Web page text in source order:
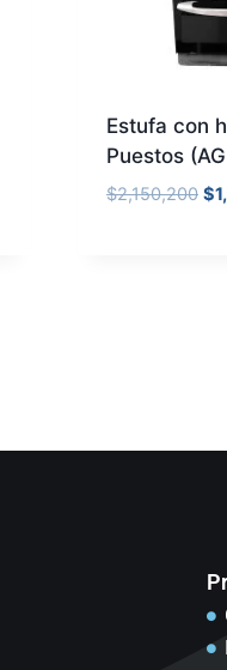
Estufa con
Puestos
$2,150,200 $